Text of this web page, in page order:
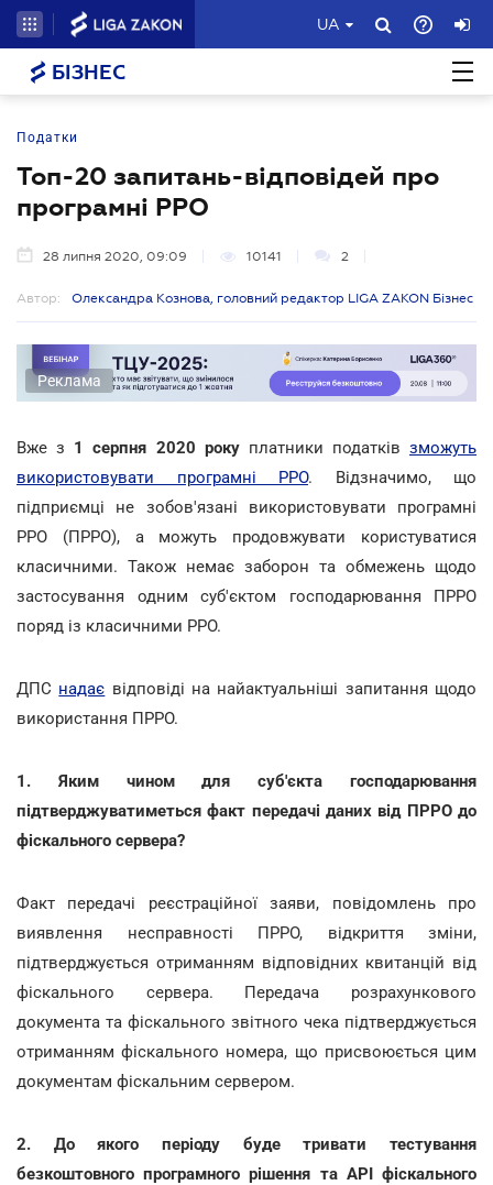
UA
БІЗНЕС
Податки
Топ-20 запитань-відповідей про
програмні РРО
28 липня 2020, 09:09 10141 2
Автор: Олександра Кознова, головний редактор LIGA ZAKON Бізнес
Реклама
Вже з 1 серпня 2020 року платники податків зможуть
використовувати програмні РРО. Відзначимо, що
підприємці не зобов'язані використовувати програмні
РРО (ПРРО), а можуть продовжувати користуватися
класичними. Також немає заборон та обмежень щодо
застосування одним суб'єктом господарювання ПРРО
поряд із класичними РРО.
ДПС надає відповіді на найактуальніші запитання щодо
використання ПРРО.
1. Яким чином для суб'єкта господарювання
підтверджуватиметься факт передачі даних від ПРРО до
фіскального сервера?
Факт передачі реєстраційної заяви, повідомлень про
виявлення несправності ПРРО, відкриття зміни,
підтверджується отриманням відповідних квитанцій від
фіскального сервера. Передача розрахункового
документа та фіскального звітного чека підтверджується
отриманням фіскального номера, що присвоюється цим
документам фіскальним сервером.
2. До якого періоду буде тривати тестування
безкоштовного програмного рішення та АРІ фіскального